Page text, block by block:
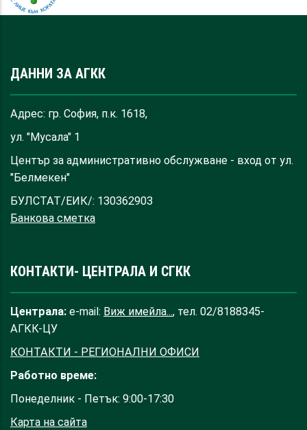
ДАННИ ЗА АГКК
Адрес: гр. София, п.к. 1618,
ул. "Мусала" 1
Център за административно обслужване - вход от ул.
"Белмекен"
БУЛСТАТ/ЕИК/: 130362903
Банкова сметка
КОНТАКТИ- ЦЕНТРАЛА И СГКК
Централа: e-mail: Виж имейла..., тел. 02/8188345-
АГКК-ЦУ
КОНТАКТИ - РЕГИОНАЛНИ ОФИСИ
Работно време:
Понеделник - Петък: 9:00-17:30
Карта на сайта